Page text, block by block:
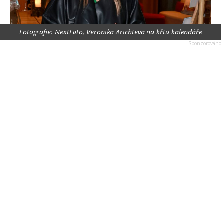
Fotografie: NextFoto, Veronika Arichteva na křtu kalendáře